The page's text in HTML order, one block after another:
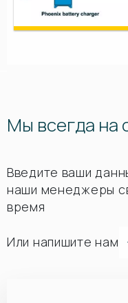
Мы всегда на
Введите ваши
наши менеджеры
время
Или напишите нам